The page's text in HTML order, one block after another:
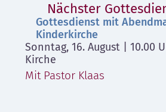
Nächster
Gottesdienst mit
Kinderkirche
Sonntag, 16. August | 10.00
Kirche
Mit Pastor Klaas